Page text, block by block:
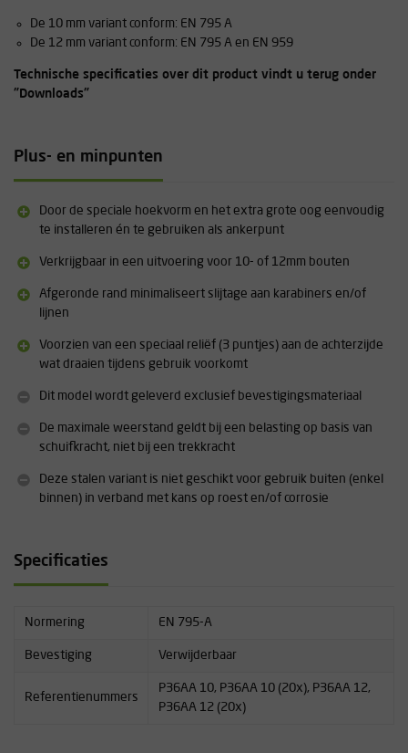
De 10 mm variant conform: EN 795 A
De 12 mm variant conform: EN 795 A en EN 959
Technische specificaties over dit product vindt u terug onder
"Downloads"
Plus- en minpunten
Door de speciale hoekvorm en het extra grote oog eenvoudig
te installeren én te gebruiken als ankerpunt
Verkrijgbaar in een uitvoering voor 10- of 12mm bouten
Afgeronde rand minimaliseert slijtage aan karabiners en/of
lijnen
Voorzien van een speciaal reliëf (3 puntjes) aan de achterzijde
wat draaien tijdens gebruik voorkomt
Dit model wordt geleverd exclusief bevestigingsmateriaal
De maximale weerstand geldt bij een belasting op basis van
schuifkracht, niet bij een trekkracht
Deze stalen variant is niet geschikt voor gebruik buiten (enkel
binnen) in verband met kans op roest en/of corrosie
Specificaties
Normering EN 795-A
Bevestiging Verwijderbaar
Referentienummers
P36AA 10, P36AA 10 (20x), P36AA 12,
P36AA 12 (20x)